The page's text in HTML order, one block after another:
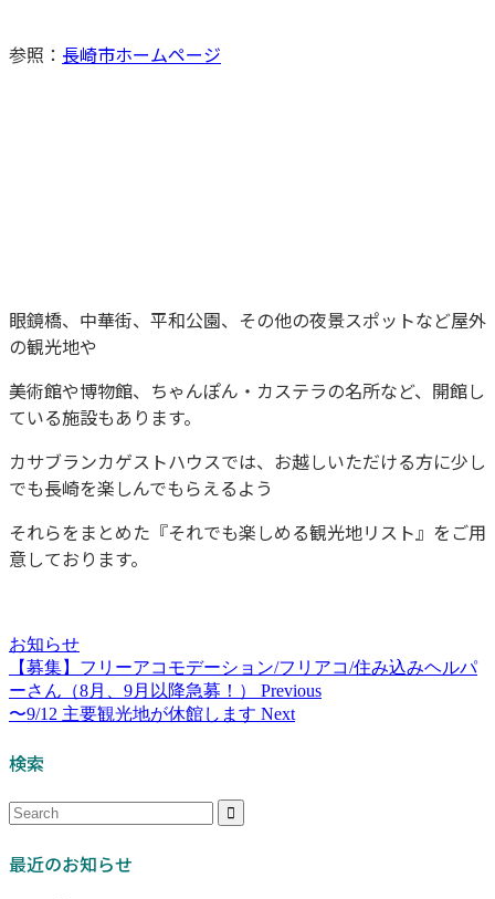
参照： 長崎市ホームページ
眼鏡橋、中華街、平和公園、その他の夜景スポットなど屋外
の観光地や
美術館や博物館、ちゃんぽん・カステラの名所など、開館し
ている施設もあります。
カサブランカゲストハウスでは、お越しいただける方に少し
でも長崎を楽しんでもらえるよう
それらをまとめた『それでも楽しめる観光地リスト』をご用
意しております。
お知らせ
【募集】フリーアコモデーション/フリアコ/住み込みヘルパ
ーさん（8月、9月以降急募！）
Previous
〜9/12 主要観光地が休館します Next
検索
最近のお知らせ